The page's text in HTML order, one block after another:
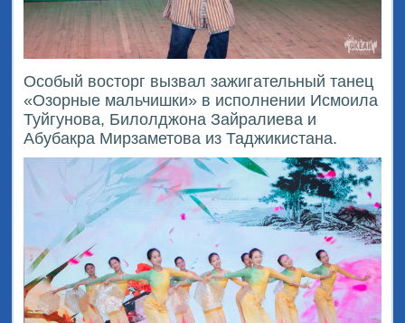
Особый восторг вызвал зажигательный танец
«Озорные мальчишки» в исполнении Исмоила
Туйгунова, Билолджона Зайралиева и
Абубакра Мирзаметова из Таджикистана.